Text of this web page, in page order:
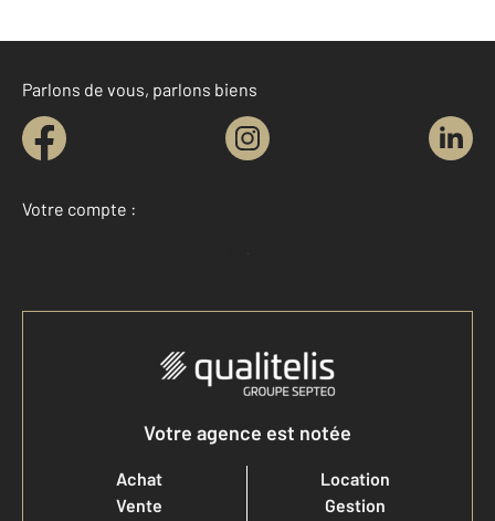
Parlons de vous, parlons biens
Votre compte :
Accéder à mon compte
Votre agence est notée
Achat
Vente
Location
Gestion